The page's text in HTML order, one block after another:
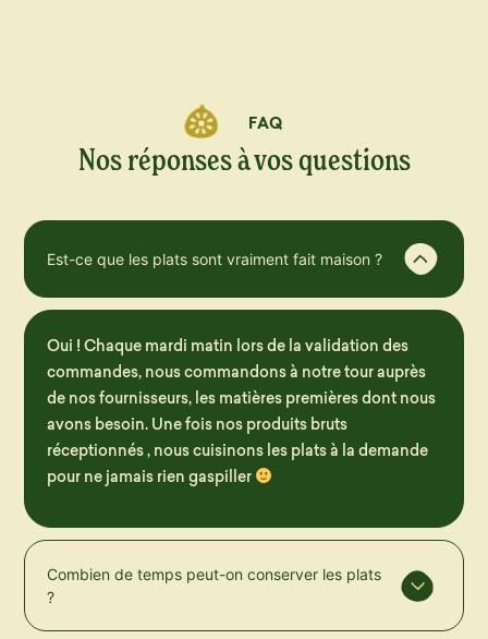
FAQ
Nos réponses à vos questions
Est-ce que les plats sont vraiment fait maison ?
Oui ! Chaque mardi matin lors de la validation des
commandes, nous commandons à notre tour auprès
de nos fournisseurs, les matières premières dont nous
avons besoin. Une fois nos produits bruts
réceptionnés , nous cuisinons les plats à la demande
pour ne jamais rien gaspiller
Combien de temps peut-on conserver les plats
?